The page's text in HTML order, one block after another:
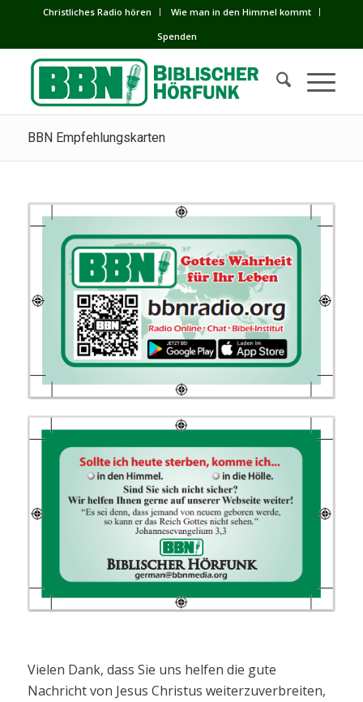
Сhristliches Radio hören
Wie man in den Himmel kommt
Spenden
BBN Empfehlungskarten
Vielen Dank, dass Sie uns helfen die gute
Nachricht von Jesus Christus weiterzuverbreiten,